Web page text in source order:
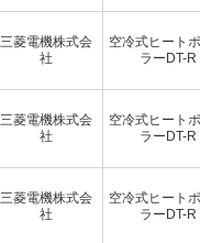
三菱電機株式会
社
空冷式ヒート
ラーDT-
三菱電機株式会
社
空冷式ヒート
ラーDT-
三菱電機株式会
社
空冷式ヒート
ラーDT-